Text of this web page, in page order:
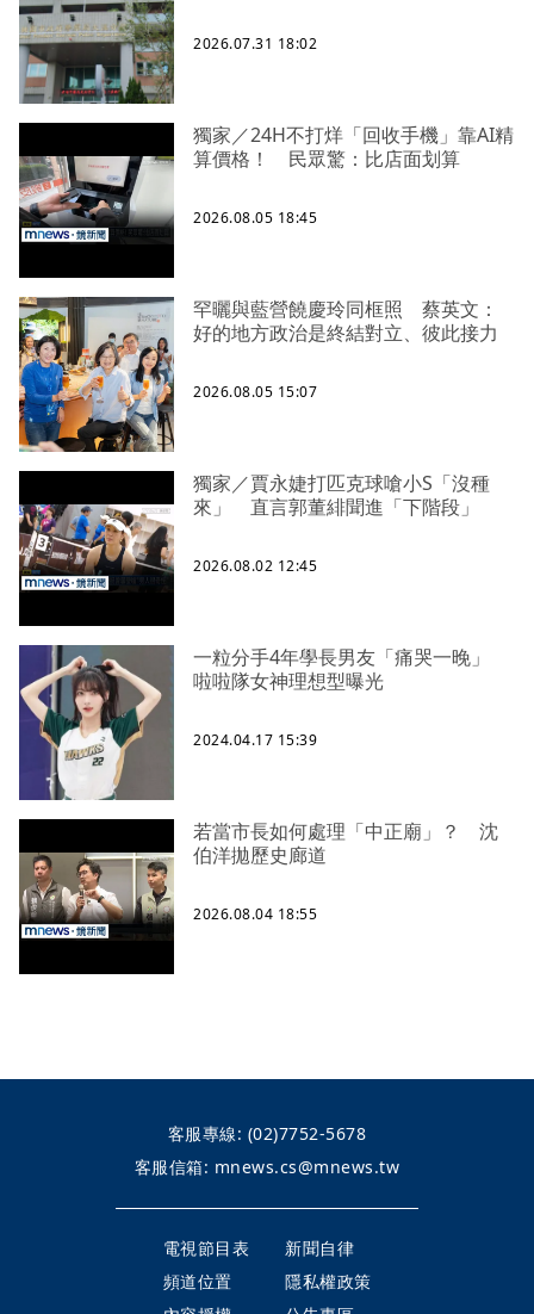
2026.07.31 18:02
獨家／24H不打烊「回收手機」靠AI精
算價格！ 民眾驚：比店面划算
2026.08.05 18:45
罕曬與藍營饒慶玲同框照 蔡英文：
好的地方政治是終結對立、彼此接力
2026.08.05 15:07
獨家／賈永婕打匹克球嗆小S「沒種
來」 直言郭董緋聞進「下階段」
2026.08.02 12:45
一粒分手4年學長男友「痛哭一晚」
啦啦隊女神理想型曝光
2024.04.17 15:39
若當市長如何處理「中正廟」？ 沈
伯洋拋歷史廊道
2026.08.04 18:55
客服專線: (02)7752-5678
客服信箱: mnews.cs@mnews.tw
電視節目表
新聞自律
頻道位置
隱私權政策